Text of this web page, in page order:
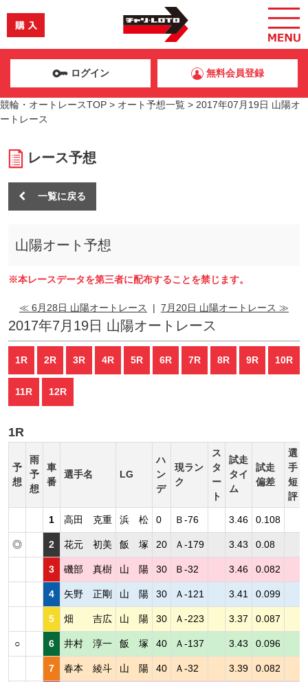
ログイン 無料会員登録
競輪・オートレースTOP > オート予想一覧 > 2017年07月19日 山陽オ
ートレース
レース予想
一覧に戻る
山陽オート予想
※本レースデータを第三者に配布することを禁じます。
≪ 6月28日 山陽オートレース | 7月20日 山陽オートレース ≫
2017年7月19日 山陽オートレース
1R 2R 3R 4R 5R 6R 7R 8R 9R 10R
11R 12R
1R
予
想
雨
予
想
車
番
選手名 LG
ハ
ン
デ
現ラン
ク
ス
タ
ー
ト
試走
タイ
ム
試走
偏差
選
手
短
評
1 高田 克重 浜 松 0 Ｂ-76 3.46 0.108
◎ 2 花元 初美 飯 塚 20 Ａ-179 3.43 0.08
3 磯部 真樹 山 陽 30 Ｂ-32 3.46 0.082
4 矢野 正剛 山 陽 30 Ａ-121 3.41 0.099
5 畑 吉広 山 陽 30 Ａ-223 3.37 0.087
○ 6 井村 淳一 飯 塚 40 Ａ-137 3.43 0.096
7 春本 綾斗 山 陽 40 Ａ-32 3.39 0.082